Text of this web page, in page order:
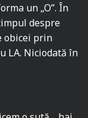
un „O”. În
despre
obicei prin
LA. Niciodată în